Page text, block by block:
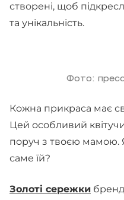
створені, щоб
та унікальність.
Фото:
Кожна прикраса має
Цей особливий
поруч з твоєю мамою.
саме їй?
Золоті сережки